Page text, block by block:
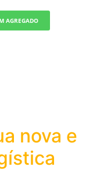
AGREGADO
nova e